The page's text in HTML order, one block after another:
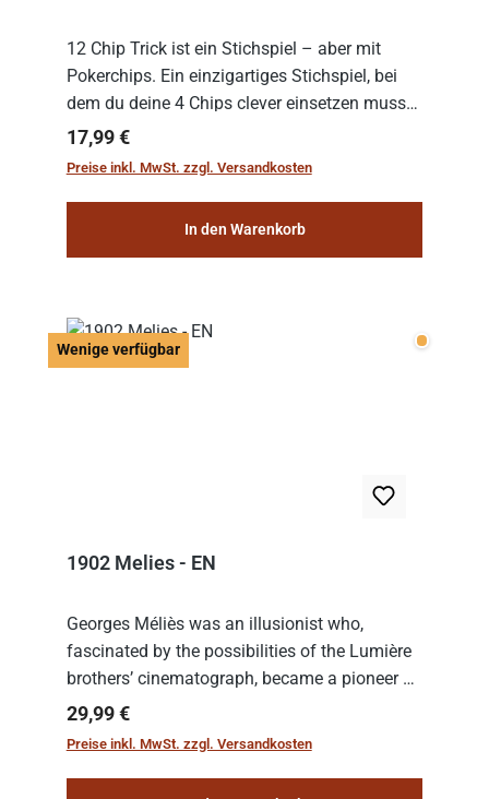
12 Chip Trick ist ein Stichspiel – aber mit
Pokerchips. Ein einzigartiges Stichspiel, bei
dem du deine 4 Chips clever einsetzen musst.
Wer die Chips mit dem höchsten Gesamtwert
hat, gewinnt die Runde. Aber Vorsicht: D...
Regulärer Preis:
17,99 €
Preise inkl. MwSt. zzgl. Versandkosten
In den Warenkorb
Wenige verfügbar Wenige
1902 Melies - EN
Georges Méliès was an illusionist who,
fascinated by the possibilities of the Lumière
brothers’ cinematograph, became a pioneer of
cinema. In 1902, he filmed his most famous
work: “Le Voyage dans la Lune” (“A Trip to...
Regulärer Preis:
29,99 €
Preise inkl. MwSt. zzgl. Versandkosten